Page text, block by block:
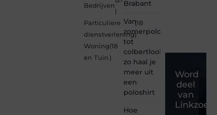
Bedrijven
)
Particuliere
dienstverlening
(18
)
Woning
en Tuin
(18
)
Brabant
Van
zomerpolo
tot
colbertlook
zo haal je
meer uit
een
poloshirt
Hoe
Word
deel
van